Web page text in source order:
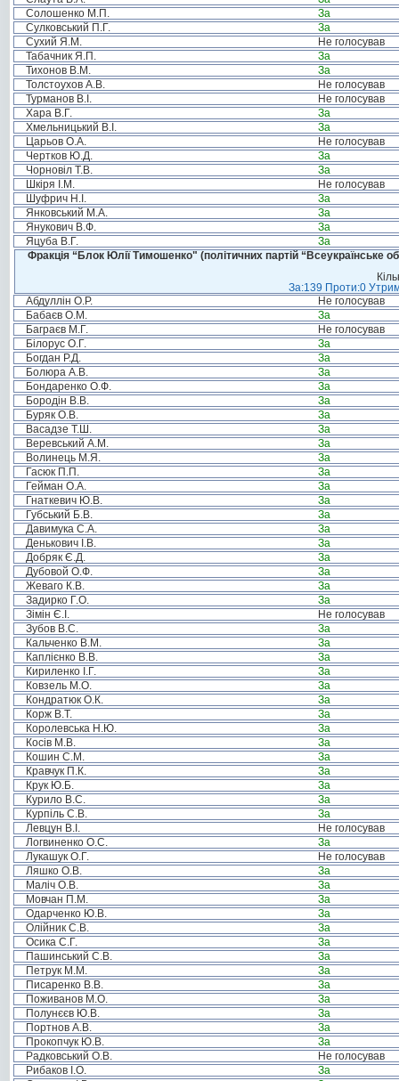
Солошенко М.П.
За
Сулковський П.Г.
За
Сухий Я.М.
Не голосував
Табачник Я.П.
За
Тихонов В.М.
За
Толстоухов А.В.
Не голосував
Турманов В.І.
Не голосував
Хара В.Г.
За
Хмельницький В.І.
За
Царьов О.А.
Не голосував
Чертков Ю.Д.
За
Чорновіл Т.В.
За
Шкіря І.М.
Не голосував
Шуфрич Н.І.
За
Янковський М.А.
За
Янукович В.Ф.
За
Яцуба В.Г.
За
Фракція “Блок Юлії Тимошенко" (політичних партій “Всеукраїнське
За:139 Проти:0
Абдуллін О.Р.
Не голосував
Бабаєв О.М.
За
Баграєв М.Г.
Не голосував
Білорус О.Г.
За
Богдан Р.Д.
За
Болюра А.В.
За
Бондаренко О.Ф.
За
Бородін В.В.
За
Буряк О.В.
За
Васадзе Т.Ш.
За
Веревський А.М.
За
Волинець М.Я.
За
Гасюк П.П.
За
Гейман О.А.
За
Гнаткевич Ю.В.
За
Губський Б.В.
За
Давимука С.А.
За
Денькович І.В.
За
Добряк Є.Д.
За
Дубовой О.Ф.
За
Жеваго К.В.
За
Задирко Г.О.
За
Зімін Є.І.
Не голосував
Зубов В.С.
За
Кальченко В.М.
За
Каплієнко В.В.
За
Кириленко І.Г.
За
Ковзель М.О.
За
Кондратюк О.К.
За
Корж В.Т.
За
Королевська Н.Ю.
За
Косів М.В.
За
Кошин С.М.
За
Кравчук П.К.
За
Крук Ю.Б.
За
Курило В.С.
За
Курпіль С.В.
За
Левцун В.І.
Не голосував
Логвиненко О.С.
За
Лукашук О.Г.
Не голосував
Ляшко О.В.
За
Маліч О.В.
За
Мовчан П.М.
За
Одарченко Ю.В.
За
Олійник С.В.
За
Осика С.Г.
За
Пашинський С.В.
За
Петрук М.М.
За
Писаренко В.В.
За
Поживанов М.О.
За
Полунєєв Ю.В.
За
Портнов А.В.
За
Прокопчук Ю.В.
За
Радковський О.В.
Не голосував
Рибаков І.О.
За